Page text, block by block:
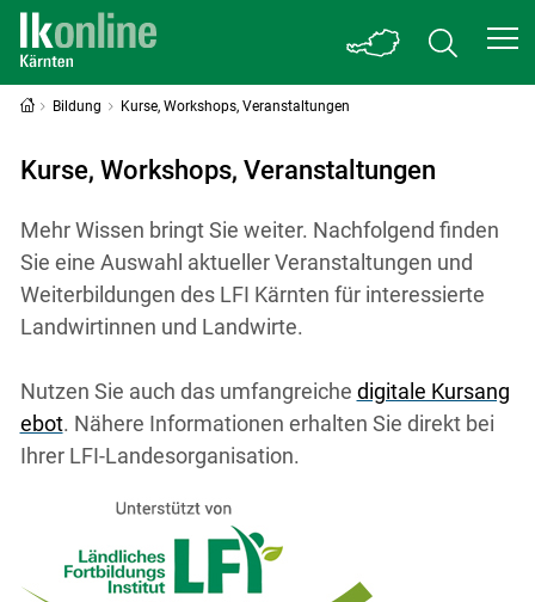
Bildung Kurse, Workshops, Veranstaltungen
Kurse, Workshops, Veranstaltungen
Mehr Wissen bringt Sie weiter. Nachfolgend finden
Sie eine Auswahl aktueller Veranstaltungen und
Weiterbildungen des LFI Kärnten für interessierte
Landwirtinnen und Landwirte.
Nutzen Sie auch das umfangreiche digitale Kursang
ebot. Nähere Informationen erhalten Sie direkt bei
Ihrer LFI-Landesorganisation.